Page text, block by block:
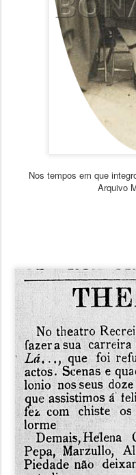
Nos tempos em que
Arquivo